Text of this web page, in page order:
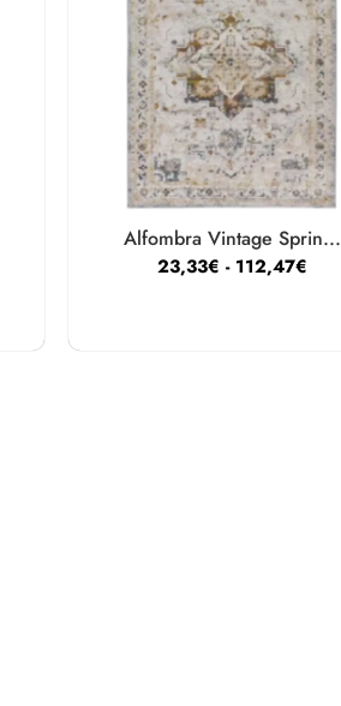
Alfombra Vintage Sprin...
23,33€ - 112,47€